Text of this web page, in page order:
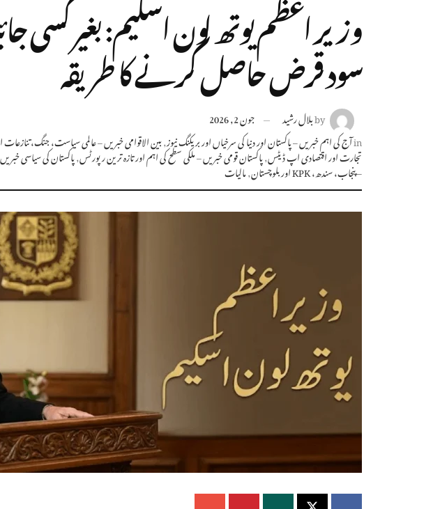
سود قرض حاصل کرنے کا طریقہ
byبلال رشید
جون 2, 2026
inآج کی اہم خبریں – پاکستان اور دنیا کی سرخیاں اور بریکنگ نیوز,بین الاقوامی خبریں – عالمی سیاست، جنگ،
تجارت اور اقتصادی اپ ڈیٹس,پاکستان قومی خبریں – ملکی سطح کی اہم اور تازہ ترین رپورٹس,پاکستان کی سیاسی
– پنجاب، سندھ، KPK اور بلوچستان ,مالیات